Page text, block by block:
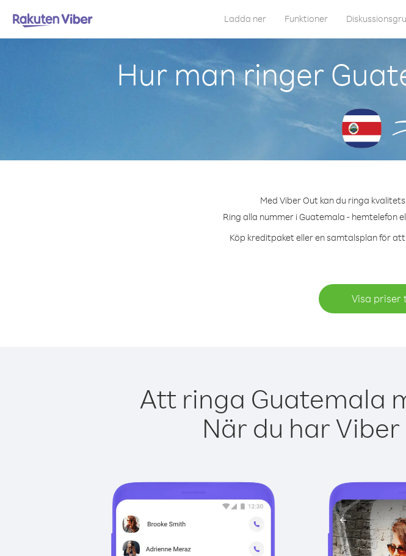
Ladda ner Funktioner
Hur man ringer
Med Viber Out kan du ringa
Ring alla nummer i Guatemala - hemtelefon
Köp kreditpaket eller en samtalsplan för
Visa priser
Att ringa Guatemala
När du har